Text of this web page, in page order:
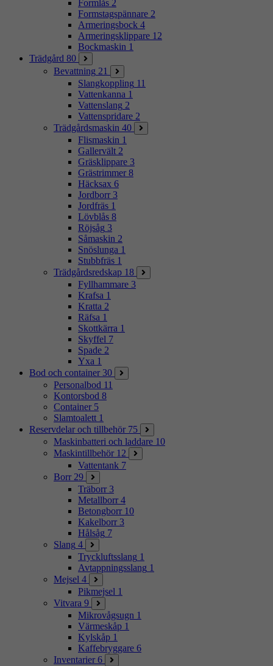
Formlås 2
Formstagspännare 2
Armeringsbock 4
Armeringsklippare 12
Bockmaskin 1
Trädgård 80
Bevattning 21
Slangkoppling 11
Vattenkanna 1
Vattenslang 2
Vattenspridare 2
Trädgårdsmaskin 40
Flismaskin 1
Gallervält 2
Gräsklippare 3
Grästrimmer 8
Häcksax 6
Jordborr 3
Jordfräs 1
Lövblås 8
Röjsåg 3
Såmaskin 2
Snöslunga 1
Stubbfräs 1
Trädgårdsredskap 18
Fyllhammare 3
Krafsa 1
Kratta 2
Räfsa 1
Skottkärra 1
Skyffel 7
Spade 2
Yxa 1
Bod och container 30
Personalbod 11
Kontorsbod 8
Container 5
Slamtoalett 1
Reservdelar och tillbehör 75
Maskinbatteri och laddare 10
Maskintillbehör 12
Vattentank 7
Borr 29
Träborr 3
Metallborr 4
Betongborr 10
Kakelborr 3
Hålsåg 7
Slang 4
Tryckluftsslang 1
Avtappningsslang 1
Mejsel 4
Pikmejsel 1
Vitvara 9
Mikrovågsugn 1
Värmeskåp 1
Kylskåp 1
Kaffebryggare 6
Inventarier 6